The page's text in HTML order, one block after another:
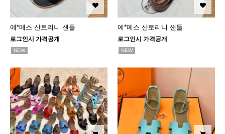
에*메스 산토리니 샌들
로그인시 가격공개
NEW
에*메스 산토리니 샌들
로그인시 가격공개
NEW